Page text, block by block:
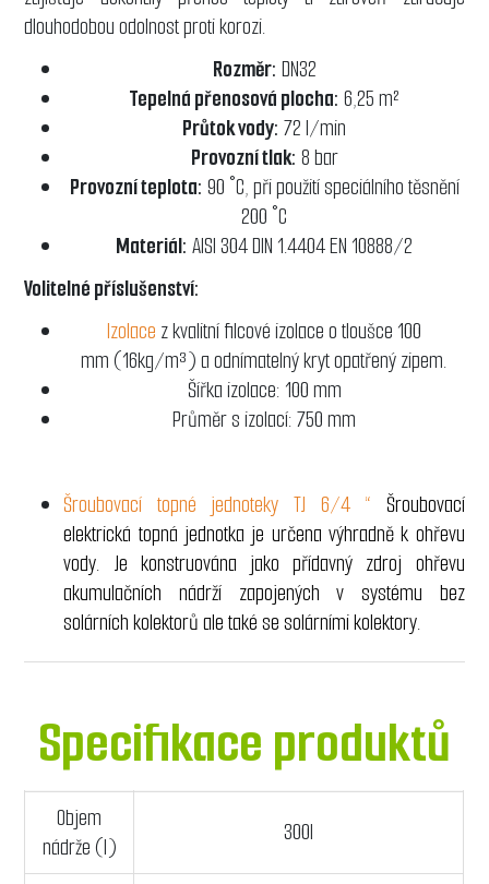
dlouhodobou odolnost proti korozi.
Rozměr: DN32
Tepelná přenosová plocha: 6,25 m²
Průtok vody: 72 l/min
Provozní tlak: 8 bar
Provozní teplota: 90 °C, při použití speciálního těsnění
200 °C
Materiál: AISI 304 DIN 1.4404 EN 10888/2
Volitelné příslušenství:
Izolace z kvalitní filcové izolace o tloušce 100
mm (16kg/m³) a odnímatelný kryt opatřený zipem.
Šířka izolace: 100 mm
Průměr s izolací: 750 mm
Šroubovací topné jednoteky TJ 6/4 “ Šroubovací
elektrická topná jednotka je určena výhradně k ohřevu
vody. Je konstruována jako přídavný zdroj ohřevu
akumulačních nádrží zapojených v systému bez
solárních kolektorů ale také se solárními kolektory.
Specifikace produktů
Objem
nádrže (l)
300l